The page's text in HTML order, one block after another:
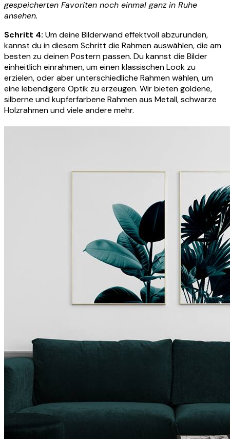
gespeicherten Favoriten noch einmal ganz in Ruhe
ansehen.
Schritt 4: Um deine Bilderwand effektvoll abzurunden,
kannst du in diesem Schritt die Rahmen auswählen, die am
besten zu deinen Postern passen. Du kannst die Bilder
einheitlich einrahmen, um einen klassischen Look zu
erzielen, oder aber unterschiedliche Rahmen wählen, um
eine lebendigere Optik zu erzeugen. Wir bieten goldene,
silberne und kupferfarbene Rahmen aus Metall, schwarze
Holzrahmen und viele andere mehr.